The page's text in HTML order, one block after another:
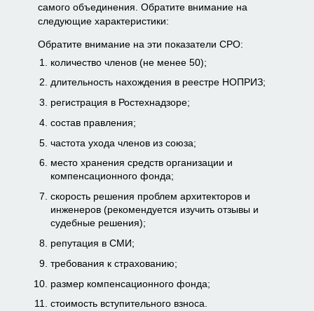
самого объединения. Обратите внимание на
следующие характеристики:
Обратите внимание на эти показатели СРО:
количество членов (не менее 50);
длительность нахождения в реестре НОПРИЗ;
регистрация в Ростехнадзоре;
состав правления;
частота ухода членов из союза;
место хранения средств организации и
компенсационного фонда;
скорость решения проблем архитекторов и
инженеров (рекомендуется изучить отзывы и
судебные решения);
репутация в СМИ;
требования к страхованию;
размер компенсационного фонда;
стоимость вступительного взноса.